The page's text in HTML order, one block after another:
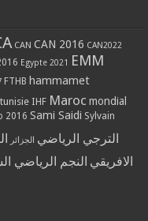
CAN CAN 2016 CAN2022
Egypte 2021 EMM
FTHB hammamet
IHF Maroc mondial
2016 Sami Saidi Sylvain
الترجي الرياضي الجزائر
الافريقي النجم الرياضي